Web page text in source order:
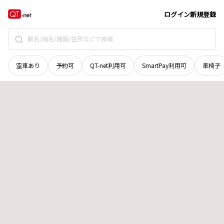
ログイン新規登録
空車あり 予約可 QT-net利用可 SmartPay利用可 車椅子
北海道 地域選択で探す